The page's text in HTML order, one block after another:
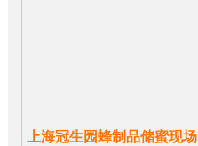
上海冠生园蜂制品储蜜现场